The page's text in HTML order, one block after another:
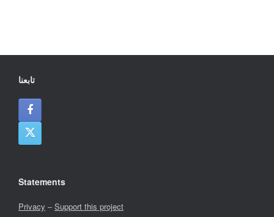
تابعنا
Statements
Privacy –Support this project